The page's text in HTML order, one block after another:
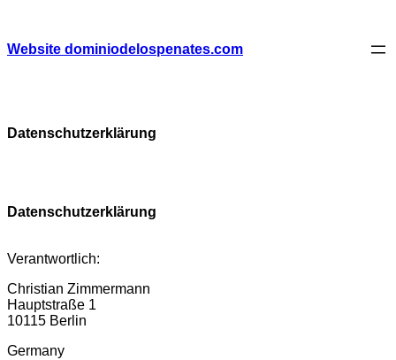
content
Website dominiodelospenates.com
Datenschutzerklärung
Datenschutzerklärung
Verantwortlich:
Christian Zimmermann
Hauptstraße 1
10115 Berlin
Germany